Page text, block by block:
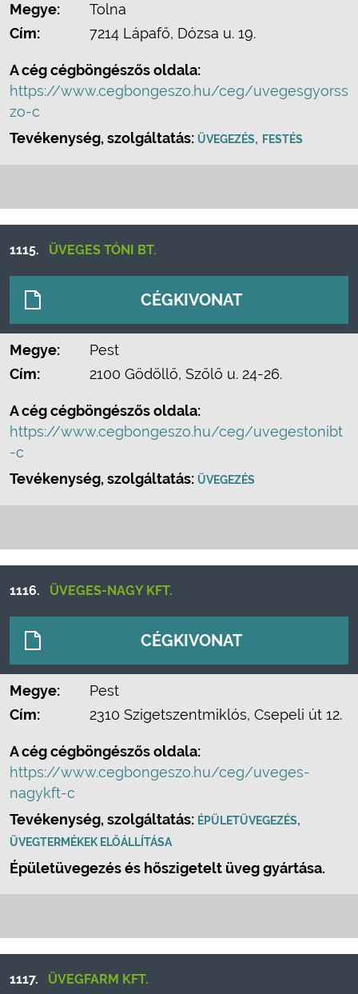
Megye:
Tolna
Cím:
7214 Lápafő, Dózsa u. 19.
A cég cégböngészős oldala:
https://www.cegbongeszo.hu/ceg/uvegesgyorss
zo-c
Tevékenység, szolgáltatás: ÜVEGEZÉS, FESTÉS
1115. ÜVEGES TÓNI BT.
CÉGKIVONAT
Megye:
Pest
Cím:
2100 Gödöllő, Szőlő u. 24-26.
A cég cégböngészős oldala:
https://www.cegbongeszo.hu/ceg/uvegestonibt
-c
Tevékenység, szolgáltatás: ÜVEGEZÉS
1116. ÜVEGES-NAGY KFT.
CÉGKIVONAT
Megye:
Pest
Cím:
2310 Szigetszentmiklós, Csepeli út 12.
A cég cégböngészős oldala:
https://www.cegbongeszo.hu/ceg/uveges-
nagykft-c
Tevékenység, szolgáltatás: ÉPÜLETÜVEGEZÉS,
ÜVEGTERMÉKEK ELŐÁLLÍTÁSA
Épületüvegezés és hőszigetelt üveg gyártása.
1117. ÜVEGFARM KFT.